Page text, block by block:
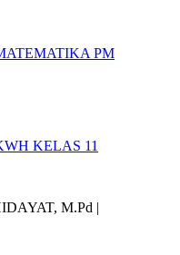
PM
KELAS 11
M.Pd |